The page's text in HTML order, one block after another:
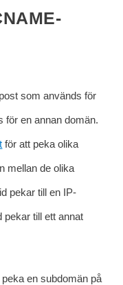
som används för
för en annan domän.
för att peka olika
mellan de olika
pekar till en IP-
pekar till ett annat
en subdomän på